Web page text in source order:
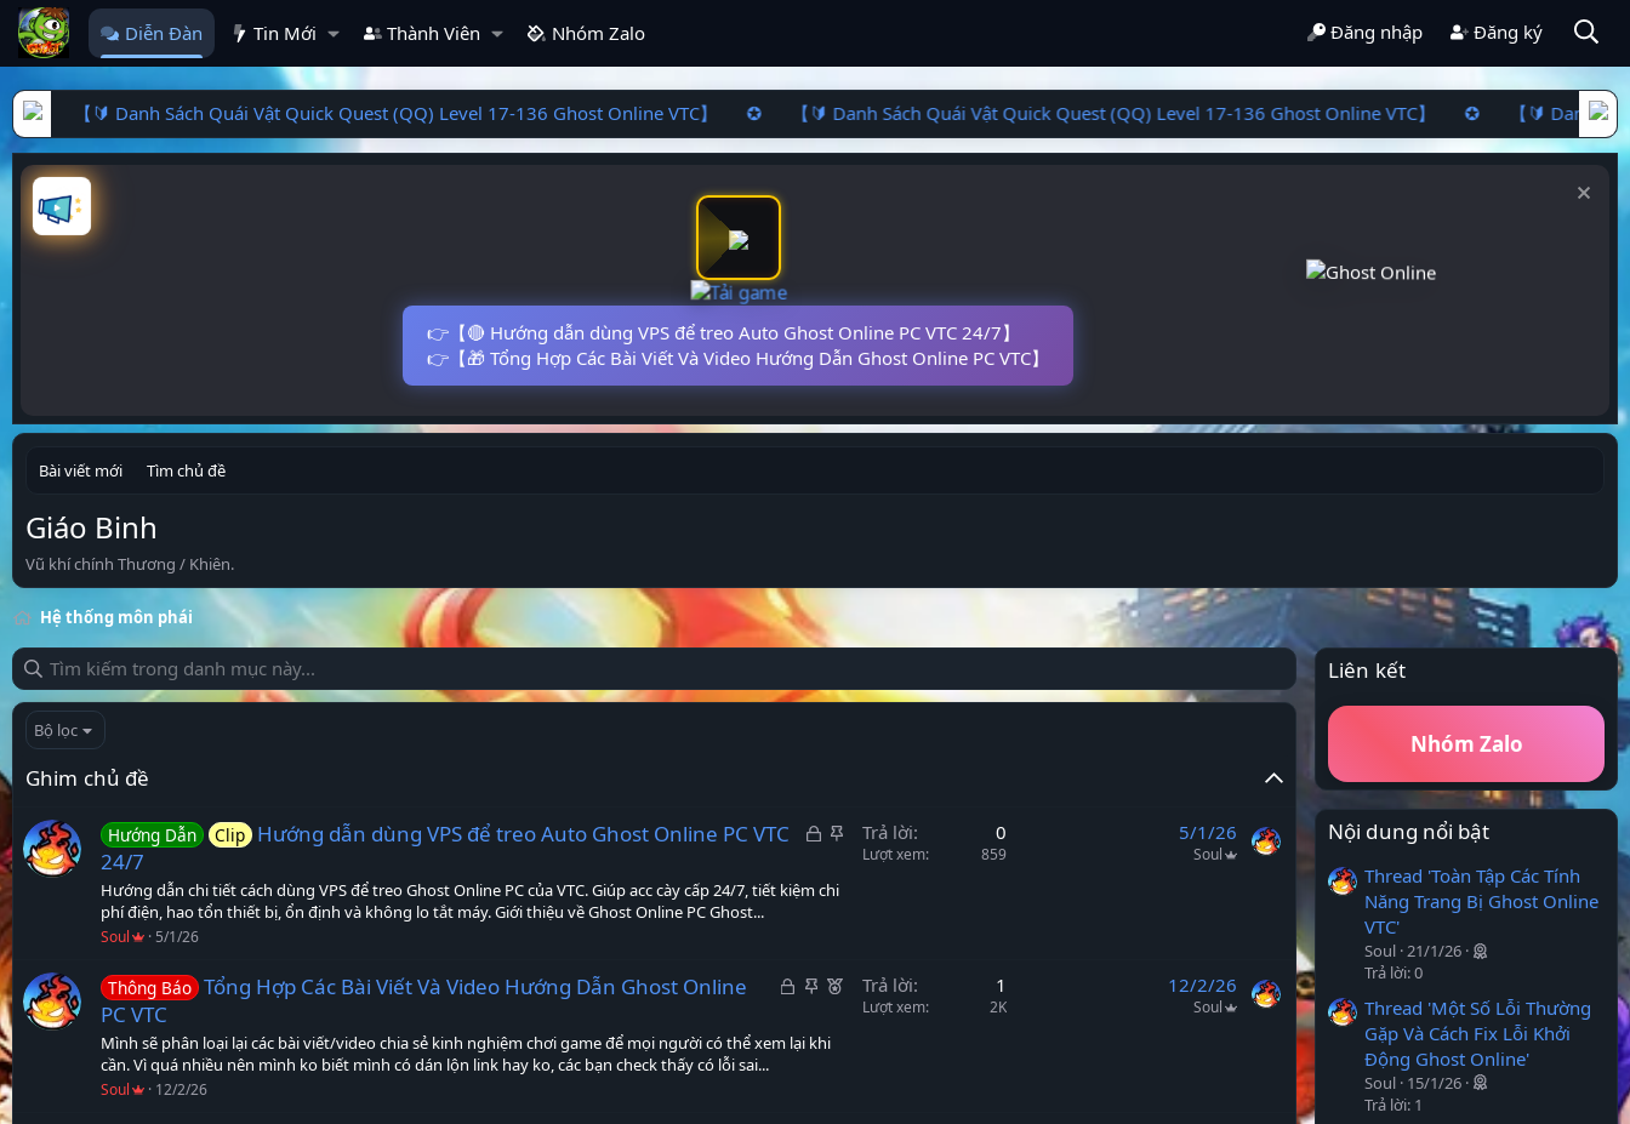
Diễn Đàn Tin Mới Thành Viên Nhóm Zalo Đăng nhập Đăng ký
【🔰 Danh Sách Quái Vật Quick Quest (QQ) Level 17-136 Ghost Online VTC】 ✪ 【🔰 Danh Sách Quái Vật Quick Quest (QQ) Level 17-136 Ghost Online VTC】 ✪ 【🔰 Danh
👉【🔴 Hướng dẫn dùng VPS để treo Auto Ghost Online PC VTC 24/7】
👉【🎁 Tổng Hợp Các Bài Viết Và Video Hướng Dẫn Ghost Online PC VTC】
Bài viết mới Tìm chủ đề
Giáo Binh
Vũ khí chính Thương / Khiên.
Hệ thống môn phái
Bộ lọc
Ghim chủ đề
Đ
k
G
i
Hướng Dẫn Clip Hướng dẫn dùng VPS để treo Auto Ghost Online PC VTC
24/7
Hướng dẫn chi tiết cách dùng VPS để treo Ghost Online PC của VTC. Giúp acc cày cấp 24/7, tiết kiệm chi
phí điện, hao tổn thiết bị, ổn định và không lo tắt máy. Giới thiệu về Ghost Online PC Ghost...
Soul 5/1/26
Trả lời 0
Lượt xem 859
5/1/26
Soul
Đ
k
G
i
N
Thông Báo Tổng Hợp Các Bài Viết Và Video Hướng Dẫn Ghost Online
PC VTC
Mình sẽ phân loại lại các bài viết/video chia sẻ kinh nghiệm chơi game để mọi người có thể xem lại khi
cần. Vì quá nhiều nên mình ko biết mình có dán lộn link hay ko, các bạn check thấy có lỗi sai...
Soul 12/2/26
Trả lời 1
Lượt xem 2K
12/2/26
Soul
Liên kết
Nhóm Zalo
Nội dung nổi bật
Thread 'Toàn Tập Các Tính
Năng Trang Bị Ghost Online
VTC'
Soul 21/1/26
Trả lời: 0
Thread 'Một Số Lỗi Thường
Gặp Và Cách Fix Lỗi Khởi
Động Ghost Online'
Soul 15/1/26
Trả lời: 1